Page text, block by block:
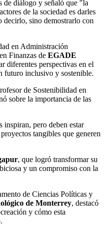
de diálogo y señaló que "la
de la sociedad es darles
decirlo, sino demostrarlo con
en Administración
Finanzas de EGADE
diferentes perspectivas en el
futuro inclusivo y sostenible.
de Sostenibilidad en
sobre la importancia de las
pero deben estar
tangibles que generen
, que logró transformar su
y un compromiso con la
de Ciencias Políticas y
de Monterrey, destacó
y cómo esta